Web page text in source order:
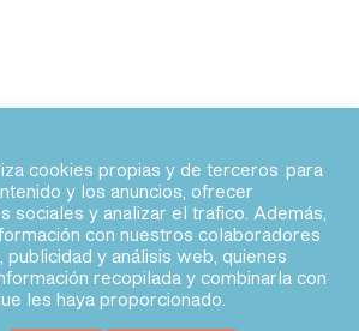
© 2026 · Agile Spain
fab fa-linkedin
fab fa-twitter
fab fa-slack
fab fa-youtube
cookies propias y de terceros para
y los anuncios, ofrecer
sociales y analizar el trafico. Además,
con nuestros colaboradores
y análisis web, quienes
recopilada y combinarla con
les haya proporcionado.